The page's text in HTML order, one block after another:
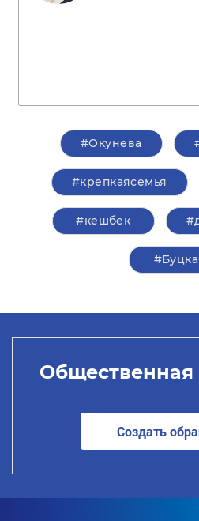
#Окунева
#крепкаясемья
#кешбек
Создать